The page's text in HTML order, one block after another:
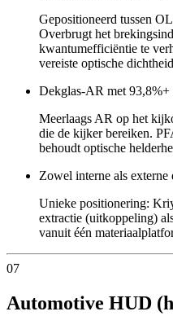
Gepositioneerd tussen
Overbrugt het
kwantumefficiëntie te
vereiste optische
Dekglas-AR met 93,8%+
Meerlaags AR op het
die de kijker bereiken.
behoudt optische
Zowel interne als externe
Unieke positionering:
extractie (uitkoppeling)
vanuit één
07
Automotive HUD